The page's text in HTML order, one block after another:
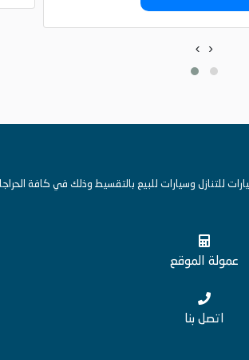
‹ ›
وسيارات للبيع بالتقسيط وذلك في كافة
عمولة الموقع
اتصل بنا